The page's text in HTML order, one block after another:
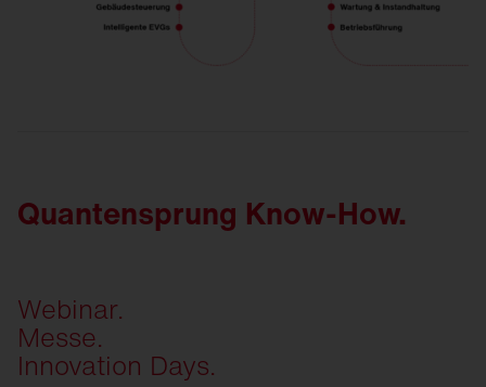
Quantensprung Know-How.
Webinar.
Messe.
Innovation Days.